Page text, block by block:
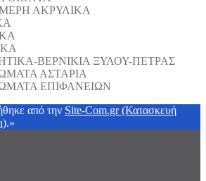
ΑΚΡΥΛΙΚΑ
ΒΕΡΝΙΚΙΑ ΞΥΛΟΥ-ΠΕΤΡΑΣ
ΑΣΤΑΡΙΑ
ΕΠΙΦΑΝΕΙΩΝ
από την Site-Com.gr (Κατασκευή
.»